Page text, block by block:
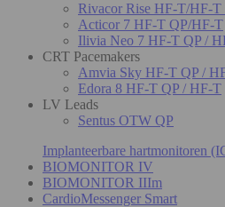
Rivacor Rise HF-T/HF-T
Acticor 7 HF-T QP/HF-T
Ilivia Neo 7 HF-T QP /
CRT Pacemakers
Amvia Sky HF-T QP /
Edora 8 HF-T QP / HF-T
LV Leads
Sentus OTW QP
Implanteerbare hartmonitoren
BIOMONITOR IV
BIOMONITOR IIIm
CardioMessenger Smart